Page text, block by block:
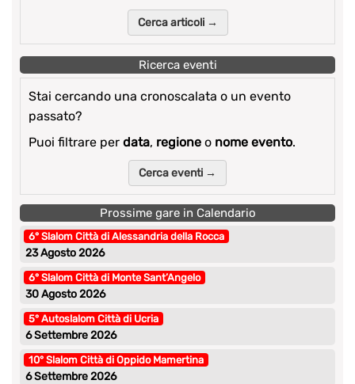
Cerca articoli →
Ricerca eventi
Stai cercando una cronoscalata o un evento
passato?
Puoi filtrare per data, regione o nome evento.
Cerca eventi →
Prossime gare in Calendario
6° Slalom Città di Alessandria della Rocca
23 Agosto 2026
6° Slalom Città di Monte Sant’Angelo
30 Agosto 2026
5° Autoslalom Città di Ucria
6 Settembre 2026
10° Slalom Città di Oppido Mamertina
6 Settembre 2026